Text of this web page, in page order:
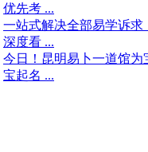
优先考 ...
一站式解决全部易学诉求
深度看 ...
今日！昆明易卜一道馆为
宝起名 ...